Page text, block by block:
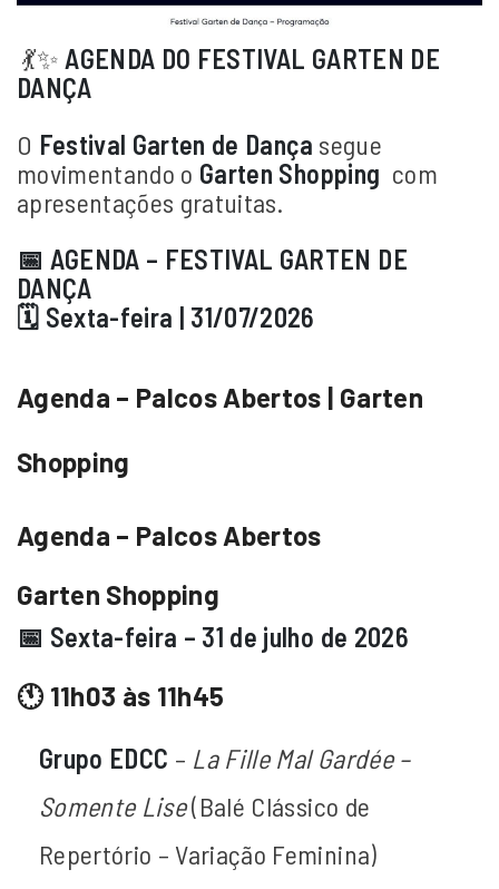
💃✨AGENDA DO FESTIVAL GARTEN DE
DANÇA
O Festival Garten de Dança segue
movimentando o Garten Shopping com
apresentações gratuitas.
📅 AGENDA – FESTIVAL GARTEN DE
DANÇA
🗓️ Sexta-feira | 31/07/2026
Agenda – Palcos Abertos | Garten
Shopping
Agenda – Palcos Abertos
Garten Shopping
📅 Sexta-feira – 31 de julho de 2026
🕚 11h03 às 11h45
Grupo EDCC – La Fille Mal Gardée –
Somente Lise(Balé Clássico de
Repertório – Variação Feminina)